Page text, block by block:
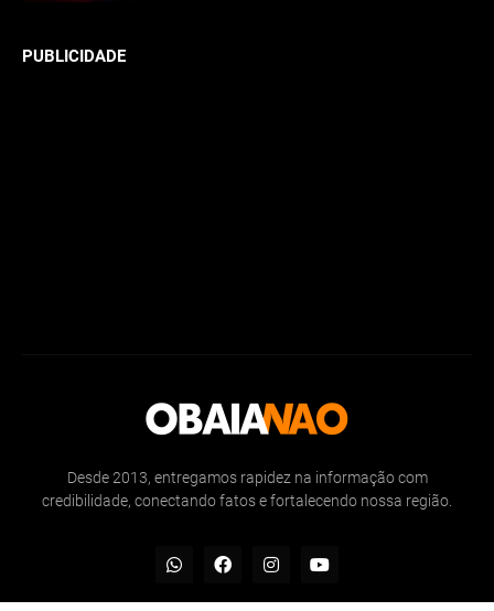
PUBLICIDADE
Desde 2013, entregamos rapidez na informação com
credibilidade, conectando fatos e fortalecendo nossa região.